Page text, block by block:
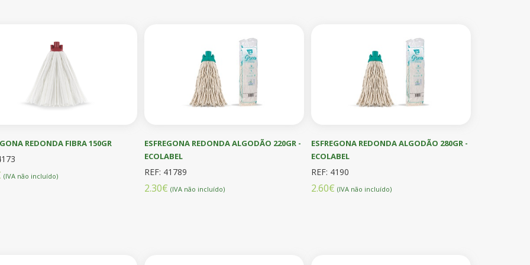
REDONDA FIBRA 150GR
(IVA não incluído)
ESFREGONA REDONDA ALGODÃO 220GR -
ECOLABEL
REF: 41789
2.30€ (IVA não incluído)
ESFREGONA REDONDA ALGODÃO 280GR -
ECOLABEL
REF: 4190
2.60€(IVA não incluído)